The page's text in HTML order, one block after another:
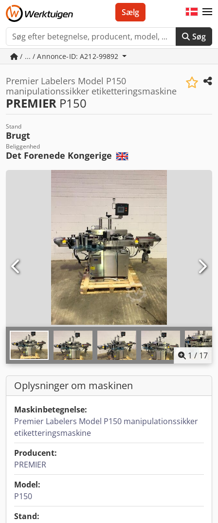
Søg
Sælg
/ ... / Annonce-ID: A212-99892
Premier Labelers Model P150
manipulationssikker etiketteringsmaskine
PREMIER P150
Stand
Brugt
Beliggenhed
Det Forenede Kongerige
1 / 17
Oplysninger om maskinen
Maskinbetegnelse:
Premier Labelers Model P150 manipulationssikker
etiketteringsmaskine
Producent:
PREMIER
Model:
P150
Stand: